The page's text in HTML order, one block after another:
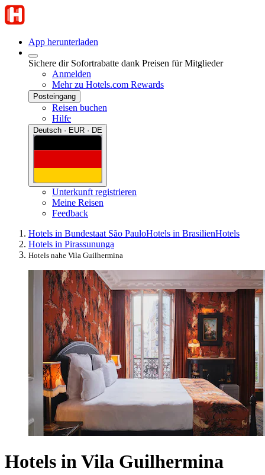
App herunterladen
Sichere dir Sofortrabatte dank Preisen für Mitglieder
Anmelden
Mehr zu Hotels.com Rewards
Posteingang
Reisen buchen
Hilfe
Deutsch · EUR · DE
Unterkunft registrieren
Meine Reisen
Feedback
Hotels in Bundestaat São PauloHotels in BrasilienHotels
Hotels in Pirassununga
Hotels nahe Vila Guilhermina
Hotels in Vila Guilhermina